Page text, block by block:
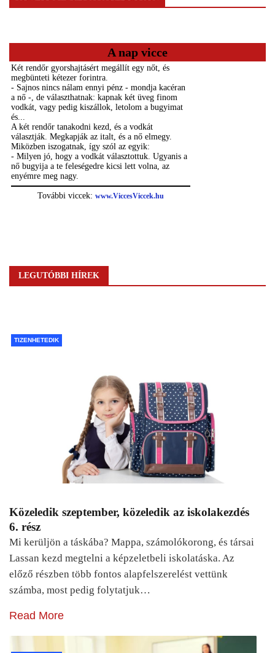
A nap vicce
LEGUTÓBBI HÍREK
TIZENHETEDIK
Közeledik szeptember, közeledik az iskolakezdés
6. rész
Mi kerüljön a táskába? Mappa, számolókorong, és társai
Lassan kezd megtelni a képzeletbeli iskolatáska. Az
előző részben több fontos alapfelszerelést vettünk
számba, most pedig folytatjuk…
Read More